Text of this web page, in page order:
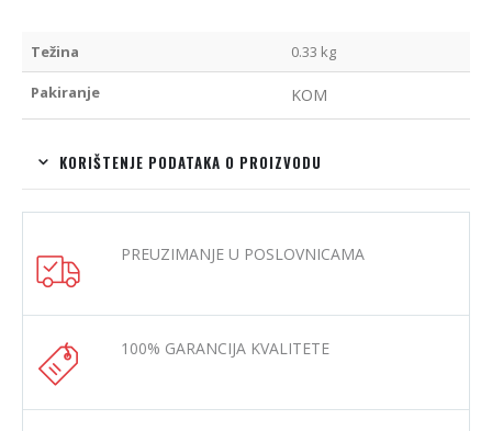
Težina 0.33 kg
Pakiranje KOM
KORIŠTENJE PODATAKA O PROIZVODU
PREUZIMANJE U POSLOVNICAMA
100% GARANCIJA KVALITETE